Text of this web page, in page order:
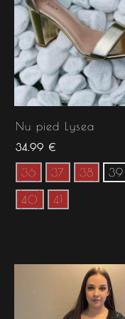
Nu pied Lysea
34.99 €
36 37 38 39
40 41